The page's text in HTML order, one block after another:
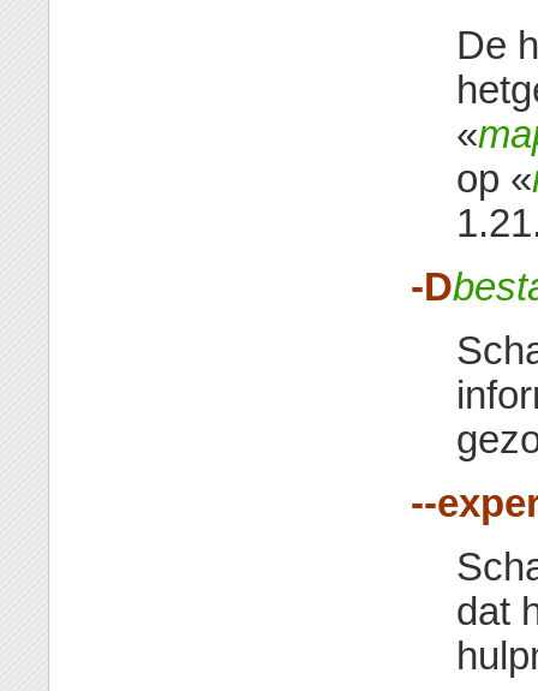
De
«
op «
-D
--
dat